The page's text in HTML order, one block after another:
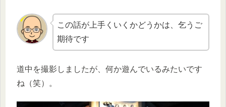
この話が上手くいくかどうかは、乞うご
期待です
道中を撮影しましたが、何か遊んでいるみたいです
ね（笑）。